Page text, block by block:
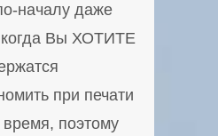
началу даже
когда Вы ХОТИТЕ
при печати
поэтому